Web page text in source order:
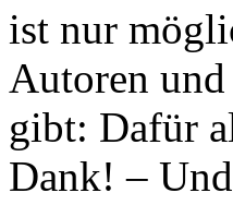
ist nur
Autoren
gibt: Dafür
Dank! –